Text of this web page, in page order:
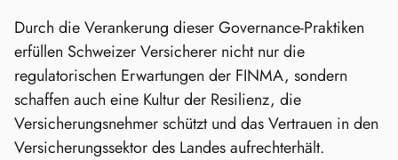
Durch die Verankerung dieser Governance‑Praktiken
erfüllen Schweizer Versicherer nicht nur die
regulatorischen Erwartungen der FINMA, sondern
schaffen auch eine Kultur der Resilienz, die
Versicherungsnehmer schützt und das Vertrauen in den
Versicherungssektor des Landes aufrechterhält.